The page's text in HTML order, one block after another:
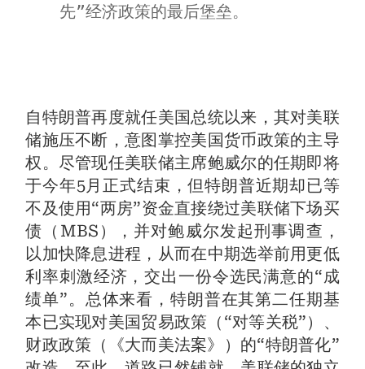
先”经济政策的最后堡垒。
自特朗普再度就任美国总统以来，其对美联
储施压不断，意图掌控美国货币政策的主导
权。尽管现任美联储主席鲍威尔的任期即将
于今年5月正式结束，但特朗普近期却已等
不及使用“两房”资金直接绕过美联储下场买
债（MBS），并对鲍威尔发起刑事调查，
以加快降息进程，从而在中期选举前用更低
利率刺激经济，交出一份令选民满意的“成
绩单”。总体来看，特朗普在其第二任期基
本已实现对美国贸易政策（“对等关税”）、
财政政策（《大而美法案》）的“特朗普化”